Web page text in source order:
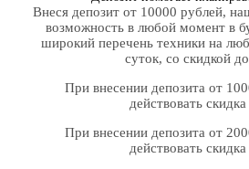
Внеся депозит от 10000 рублей,
возможность в любой момент в
широкий перечень техники на
суток, со скидкой
При внесении депозита от
действовать
При внесении депозита от
действовать